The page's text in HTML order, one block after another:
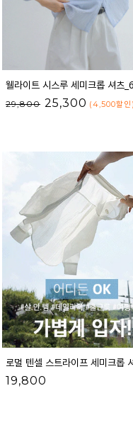
29,800 25,300 (4,500할인 )
19,800